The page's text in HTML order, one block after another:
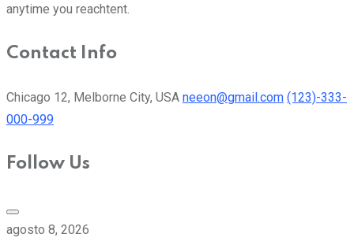
anytime you reachtent.
Contact Info
Chicago 12, Melborne City, USA neeon@gmail.com (123)-333-
000-999
Follow Us
agosto 8, 2026